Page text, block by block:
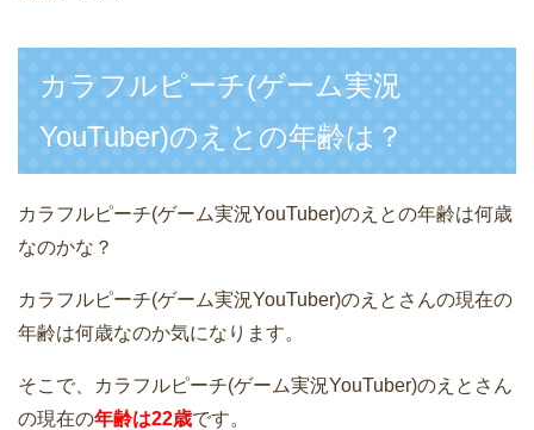
カラフルピーチ(ゲーム実況
YouTuber)のえとの年齢は？
カラフルピーチ(ゲーム実況YouTuber)のえとの年齢は何歳
なのかな？
カラフルピーチ(ゲーム実況YouTuber)のえとさんの現在の
年齢は何歳なのか気になります。
そこで、カラフルピーチ(ゲーム実況YouTuber)のえとさん
の現在の年齢は22歳です。